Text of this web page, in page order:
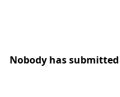
Nobody has